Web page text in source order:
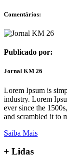
Comentários:
Publicado por:
Jornal KM 26
Lorem Ipsum is
industry. Lorem
ever since the
and scrambled it to
Saiba Mais
+ Lidas